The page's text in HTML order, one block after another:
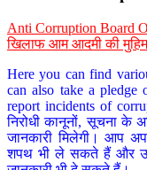
Anti Corruption Board
खिलाफ आम आदमी की मुहिम
Here you can find
can also take a pledge
report incidents of
निरोधी कानूनों, सूचना के
जानकारी मिलेगी। आप
शपथ भी ले सकते हैं और